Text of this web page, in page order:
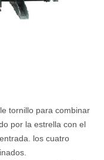
tornillo para combinar
por la estrella con el
los cuatro